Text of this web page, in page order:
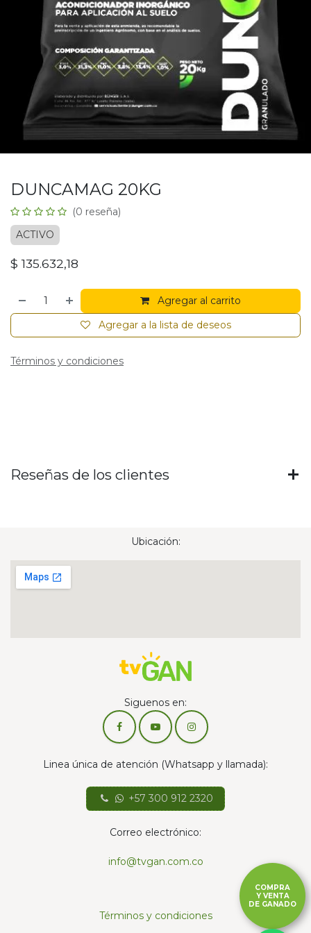
DUNCAMAG 20KG
(0 reseña)
ACTIVO
$135.632,18
Agregar al carrito
Agregar a la lista de deseos
Términos y condiciones
Reseñas de los clientes
Ubicación:
Siguenos en:
Linea única de atención (Whatsapp y llamada):
+57 300 912 2320
Correo electrónico:
info@tvgan.com.co
Términos y condiciones
COMPRA
Y VENTA
DE GANADO